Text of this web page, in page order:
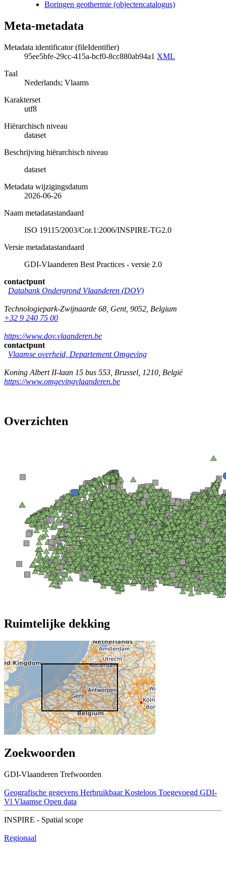
Boringen geothermie (objectencatalogus)
Meta-metadata
Metadata identificator (fileIdentifier)
95ee5bfe-29cc-415a-bcf0-8cc880ab94a1 XML
Taal
Nederlands; Vlaams
Karakterset
utf8
Hiërarchisch niveau
dataset
Beschrijving hiërarchisch niveau
dataset
Metadata wijzigingsdatum
2026-06-26
Naam metadatastandaard
ISO 19115/2003/Cor.1:2006/INSPIRE-TG2.0
Versie metadatastandaard
GDI-Vlaanderen Best Practices - versie 2.0
contactpunt
Databank Ondergrond Vlaanderen (DOV)
Technologiepark-Zwijnaarde 68 Gent, 9052 Belgium
+32 9 240 75 00
https://www.dov.vlaanderen.be
contactpunt
Vlaamse overheid, Departement Omgeving
Koning Albert II-laan 15 bus 553 Brussel 1210 België
https://www.omgevingvlaanderen.be
Overzichten
Ruimtelijke dekking
Zoekwoorden
GDI-Vlaanderen Trefwoorden
Geografische gegevens Herbruikbaar Kosteloos Toegevoegd GDI-
Vl Vlaamse Open data
INSPIRE - Spatial scope
Regionaal